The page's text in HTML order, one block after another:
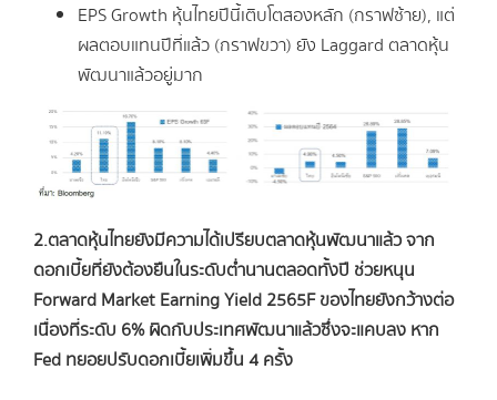
EPS Growth หุ้นไทยปีนี้เติบโตสองหลัก (กราฟซ้าย), แต่
ผลตอบแทนปีที่แล้ว (กราฟขวา) ยัง Laggard ตลาดหุ้น
พัฒนาแล้วอยู่มาก
2.ตลาดหุ้นไทยยังมีความได้เปรียบตลาดหุ้นพัฒนาแล้ว จาก
ดอกเบี้ยที่ยังต้องยืนในระดับต่ำนานตลอดทั้งปี ช่วยหนุน
Forward Market Earning Yield 2565F ของไทยยังกว้างต่อ
เนื่องที่ระดับ 6% ผิดกับประเทศพัฒนาแล้วซึ่งจะแคบลง หาก
Fed ทยอยปรับดอกเบี้ยเพิ่มขึ้น 4 ครั้ง